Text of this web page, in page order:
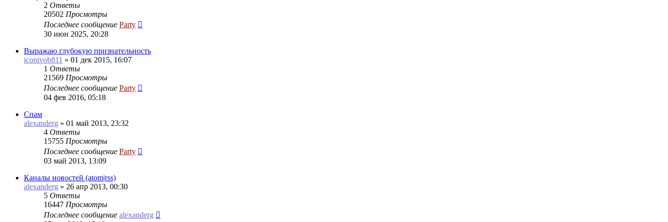
2 Ответы
20502 Просмотры
Последнее сообщение Party
30 июн 2025, 20:28
Выражаю глубокую признательность
iconivob811 » 01 дек 2015, 16:07
1 Ответы
21569 Просмотры
Последнее сообщение Party
04 фев 2016, 05:18
Спам
alexanderg » 01 май 2013, 23:32
4 Ответы
15755 Просмотры
Последнее сообщение Party
03 май 2013, 13:09
Каналы новостей (atom|rss)
alexanderg » 26 апр 2013, 00:30
5 Ответы
16447 Просмотры
Последнее сообщение alexanderg